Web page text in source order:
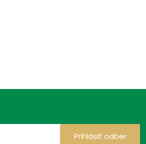
Prihlásiť odber